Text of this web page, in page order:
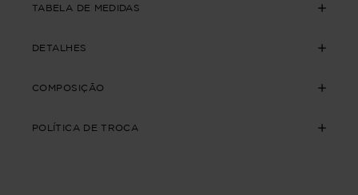
TABELA DE MEDIDAS
DETALHES
COMPOSIÇÃO
POLÍTICA DE TROCA